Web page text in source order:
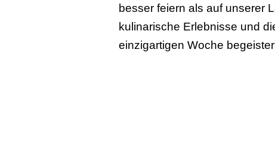
besser feiern als auf unserer
kulinarische Erlebnisse und
einzigartigen Woche